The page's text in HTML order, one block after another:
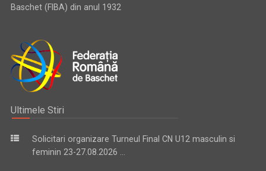
Baschet (FIBA) din anul 1932
Ultimele Stiri
Solicitari organizare Turneul Final CN U12 masculin si
feminin 23-27.08.2026 ...